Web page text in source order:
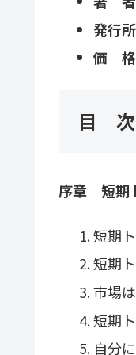
発行所
価 格
目 次
序章 短期
短期
短期
市場
短期
自分